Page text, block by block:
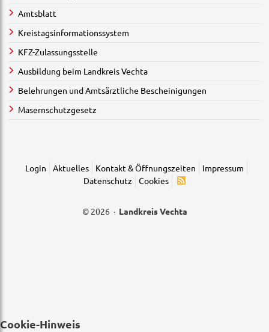
Amtsblatt
Kreistagsinformationssystem
KFZ-Zulassungsstelle
Ausbildung beim Landkreis Vechta
Belehrungen und Amtsärztliche Bescheinigungen
Masernschutzgesetz
Login Aktuelles Kontakt & Öffnungszeiten
Impressum
Datenschutz
Cookies
© 2026 · Landkreis Vechta
Cookie-Hinweis